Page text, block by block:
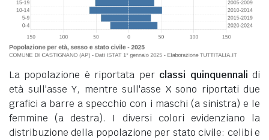
La popolazione è riportata per classi quinquennali di
età sull'asse Y, mentre sull'asse X sono riportati due
grafici a barre a specchio con i maschi (a sinistra) e le
femmine (a destra). I diversi colori evidenziano la
distribuzione della popolazione per stato civile: celibi e